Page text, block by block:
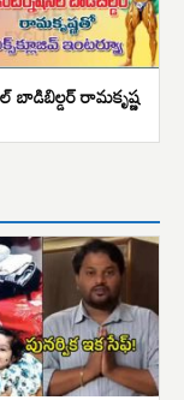
బాడిబిల్డర్ రామకృష్ణ